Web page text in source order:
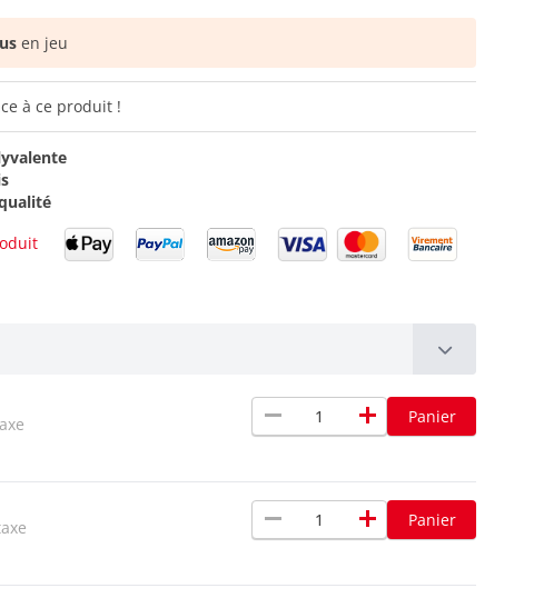
en jeu
à ce produit !
remove add Panier
remove add Panier